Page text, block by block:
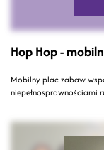
Hop Hop -
Mobilny plac zabaw
niepełnosprawnościami